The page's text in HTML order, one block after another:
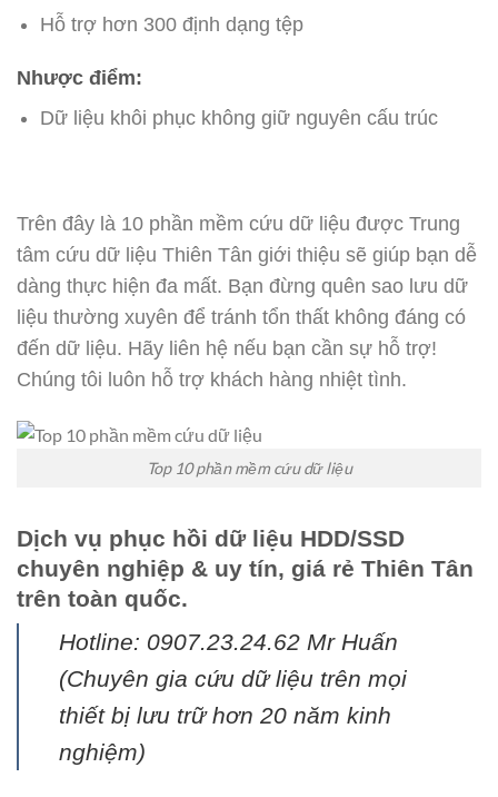
Hỗ trợ hơn 300 định dạng tệp
Nhược điểm:
Dữ liệu khôi phục không giữ nguyên cấu trúc
Trên đây là 10 phần mềm cứu dữ liệu được Trung
tâm cứu dữ liệu Thiên Tân giới thiệu sẽ giúp bạn dễ
dàng thực hiện đa mất. Bạn đừng quên sao lưu dữ
liệu thường xuyên để tránh tổn thất không đáng có
đến dữ liệu. Hãy liên hệ nếu bạn cần sự hỗ trợ!
Chúng tôi luôn hỗ trợ khách hàng nhiệt tình.
Top 10 phần mềm cứu dữ liệu
Dịch vụ phục hồi dữ liệu HDD/SSD
chuyên nghiệp & uy tín, giá rẻ Thiên Tân
trên toàn quốc.
Hotline: 0907.23.24.62 Mr Huấn
(Chuyên gia cứu dữ liệu trên mọi
thiết bị lưu trữ hơn 20 năm kinh
nghiệm)